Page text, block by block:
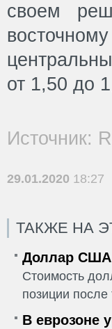
своем
от 1,50 до
Источник:
29.01.2020 18:27
ТАКЖЕ НА
Доллар США
Стоимость
позиции
В еврозоне